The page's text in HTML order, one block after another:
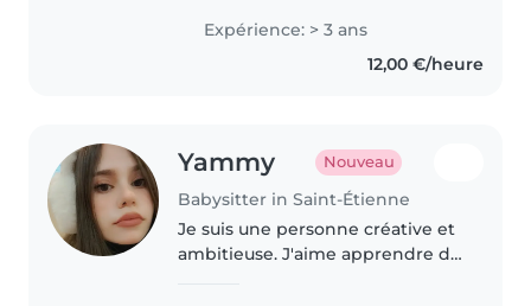
enfants avec dévouement et
créativité. Avec des stages
d'expérience auprès des bébés,
Expérience: > 3 ans
12,00 €/heure
Yammy Nouveau
Babysitter in Saint-Étienne
Je suis une personne créative et
ambitieuse. J'aime apprendre de